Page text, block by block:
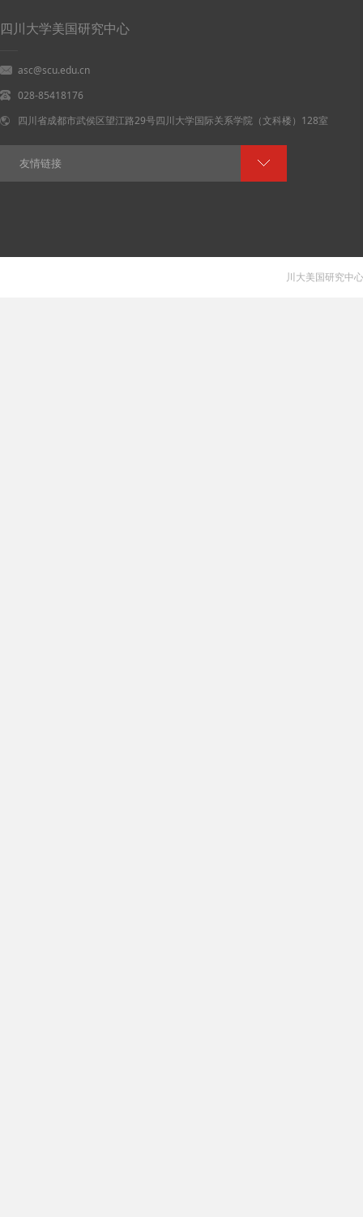
四川大学美国研究中心
asc@scu.edu.cn
028-85418176
四川省成都市武侯区望江路29号四川大学国际关系学院（文科楼）128室
友情链接
川大美国研究中